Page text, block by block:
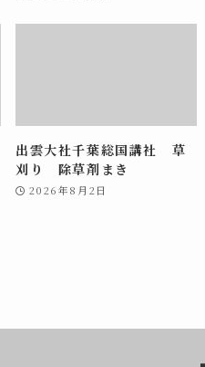
出雲大社千葉総国講社 草
刈り 除草剤まき
2026年8月2日